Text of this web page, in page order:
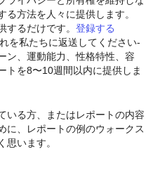
方法を人々に提供します。
するだけです。 登録する
を私たちに返送してください-
ン、運動能力、性格特性、容
トを8〜10週間以内に提供しま
いる方、またはレポートの内容
に、レポートの例のウォークス
思います。